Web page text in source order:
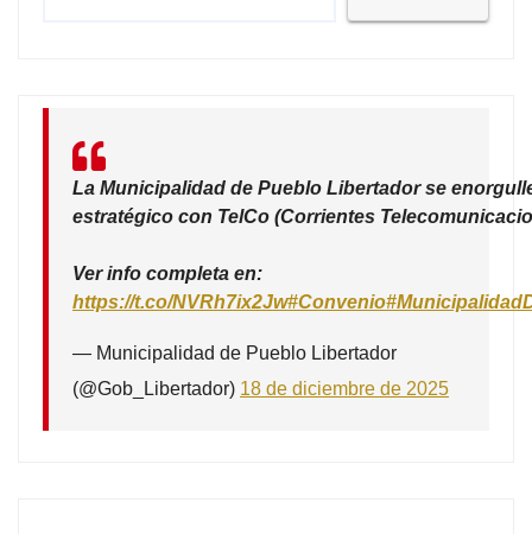
La Municipalidad de Pueblo Libertador se
estratégico con TelCo (Corrientes
Ver info completa en:
https://t.co/NVRh7ix2Jw#Convenio
— Municipalidad de Pueblo Libertador
(@Gob_Libertador) 18 de diciembre de 2025